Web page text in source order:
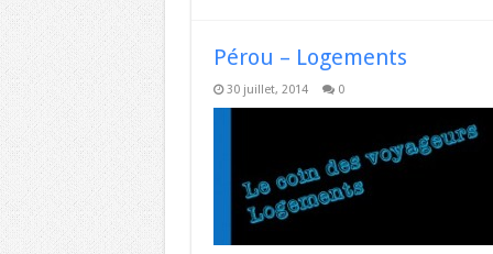
Pérou – Logements
30 juillet, 2014 0